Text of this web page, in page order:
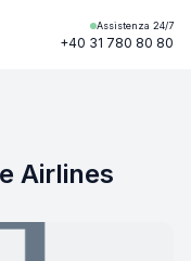
Assistenza 24/7
+40 31 780 80 80
Airlines